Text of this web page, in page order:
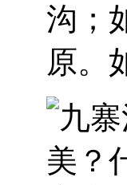
沟；
原。